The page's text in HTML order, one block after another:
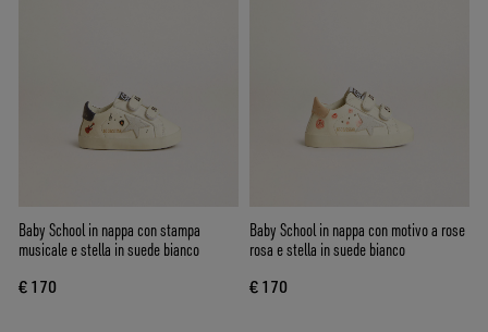
Baby School in nappa con stampa
musicale e stella in suede bianco
€ 170
Baby School in nappa con motivo a rose
rosa e stella in suede bianco
€ 170